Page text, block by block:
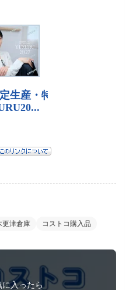
更津倉庫 コストコ購入品
入ったら